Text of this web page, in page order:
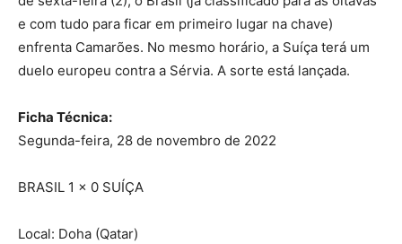
e com tudo para ficar em primeiro lugar na chave)
enfrenta Camarões. No mesmo horário, a Suíça terá um
duelo europeu contra a Sérvia. A sorte está lançada.
Ficha Técnica:
Segunda-feira, 28 de novembro de 2022
BRASIL 1 x 0 SUÍÇA
Local: Doha (Qatar)